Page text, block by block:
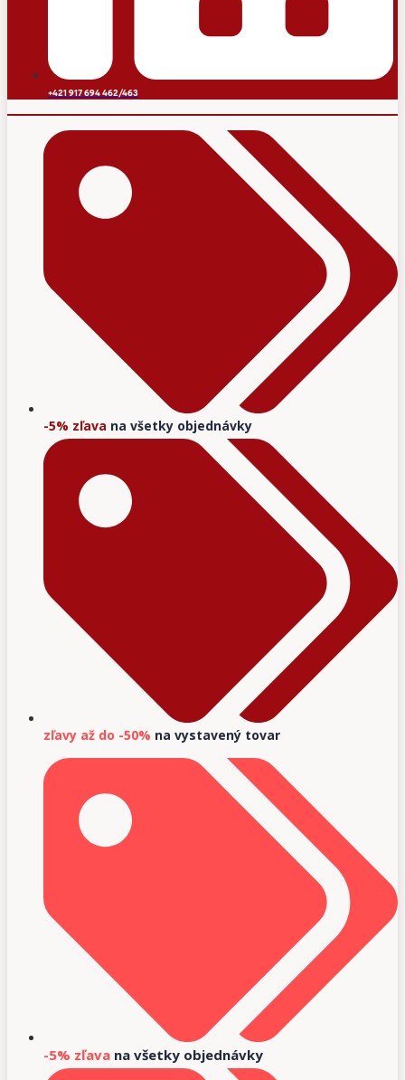
+421 917 694 462/463
-5% zľava na všetky objednávky
zľavy až do -50% na vystavený tovar
-5% zľava na všetky objednávky